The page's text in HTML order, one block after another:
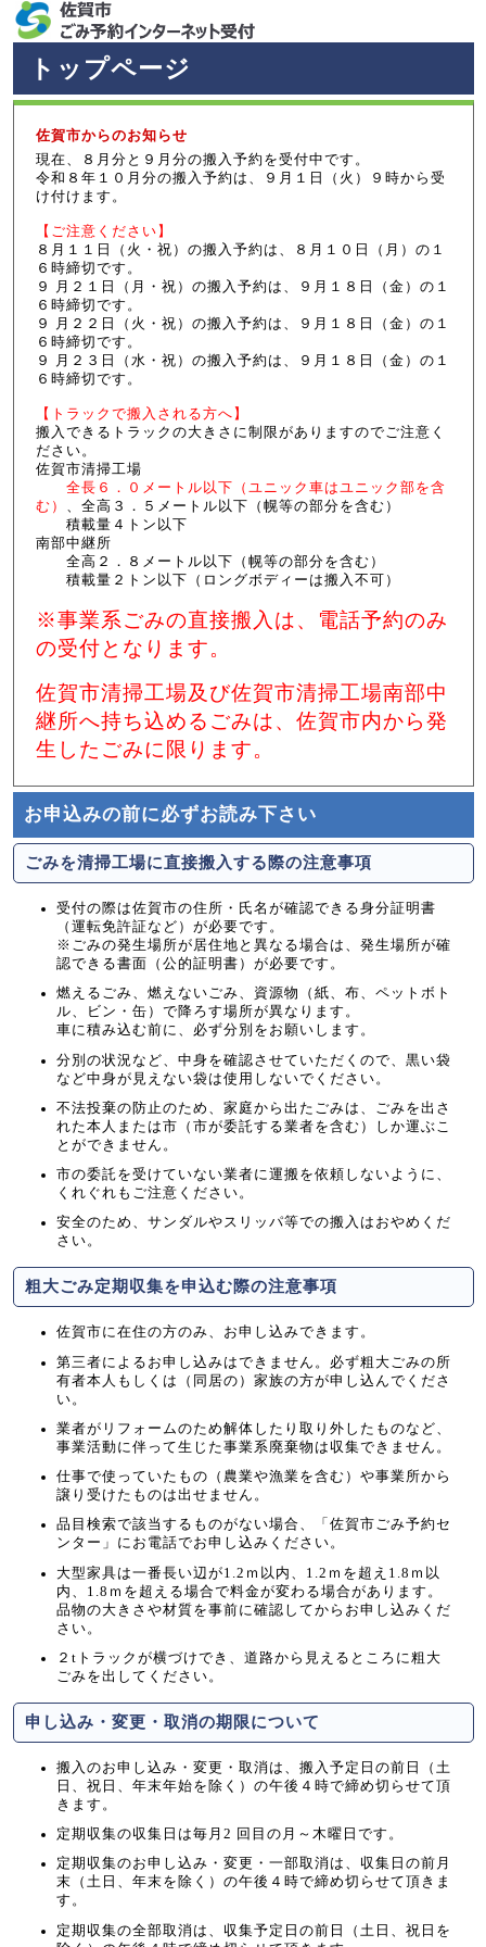
トップページ
佐賀市からのお知らせ
現在、８月分と９月分の搬入予約を受付中です。
令和８年１０月分の搬入予約は、９月１日（火）９時から受
け付けます。
【ご注意ください】
８月１１日（火・祝）の搬入予約は、８月１０日（月）の１
６時締切です。
９ 月２１日（月・祝）の搬入予約は、９月１８日（金）の１
６時締切です。
９ 月２２日（火・祝）の搬入予約は、９月１８日（金）の１
６時締切です。
９ 月２３日（水・祝）の搬入予約は、９月１８日（金）の１
６時締切です。
【トラックで搬入される方へ】
搬入できるトラックの大きさに制限がありますのでご注意く
ださい。
佐賀市清掃工場
全長６．０メートル以下（ユニック車はユニック部を含
む）
、全高３．５メートル以下（幌等の部分を含む）
積載量４トン以下
南部中継所
全高２．８メートル以下（幌等の部分を含む）
積載量２トン以下（ロングボディーは搬入不可）
※事業系ごみの直接搬入は、電話予約のみ
の受付となります。
佐賀市清掃工場及び佐賀市清掃工場南部中
継所へ持ち込めるごみは、佐賀市内から発
生したごみに限ります。
お申込みの前に必ずお読み下さい
ごみを清掃工場に直接搬入する際の注意事項
受付の際は佐賀市の住所・氏名が確認できる身分証明書
（運転免許証など）が必要です。
※ごみの発生場所が居住地と異なる場合は、発生場所が確
認できる書面（公的証明書）が必要です。
燃えるごみ、燃えないごみ、資源物（紙、布、ペットボト
ル、ビン・缶）で降ろす場所が異なります。
車に積み込む前に、必ず分別をお願いします。
分別の状況など、中身を確認させていただくので、黒い袋
など中身が見えない袋は使用しないでください。
不法投棄の防止のため、家庭から出たごみは、ごみを出さ
れた本人または市（市が委託する業者を含む）しか運ぶこ
とができません。
市の委託を受けていない業者に運搬を依頼しないように、
くれぐれもご注意ください。
安全のため、サンダルやスリッパ等での搬入はおやめくだ
さい。
粗大ごみ定期収集を申込む際の注意事項
佐賀市に在住の方のみ、お申し込みできます。
第三者によるお申し込みはできません。必ず粗大ごみの所
有者本人もしくは（同居の）家族の方が申し込んでくださ
い。
業者がリフォームのため解体したり取り外したものなど、
事業活動に伴って生じた事業系廃棄物は収集できません。
仕事で使っていたもの（農業や漁業を含む）や事業所から
譲り受けたものは出せません。
品目検索で該当するものがない場合、「佐賀市ごみ予約セ
ンター」にお電話でお申し込みください。
大型家具は一番長い辺が1.2ｍ以内、1.2ｍを超え1.8ｍ以
内、1.8ｍを超える場合で料金が変わる場合があります。
品物の大きさや材質を事前に確認してからお申し込みくだ
さい。
２tトラックが横づけでき、道路から見えるところに粗大
ごみを出してください。
申し込み・変更・取消の期限について
搬入のお申し込み・変更・取消は、搬入予定日の前日（土
日、祝日、年末年始を除く）の午後４時で締め切らせて頂
きます。
定期収集の収集日は毎月2 回目の月～木曜日です。
定期収集のお申し込み・変更・一部取消は、収集日の前月
末（土日、年末を除く）の午後４時で締め切らせて頂きま
す。
定期収集の全部取消は、収集予定日の前日（土日、祝日を